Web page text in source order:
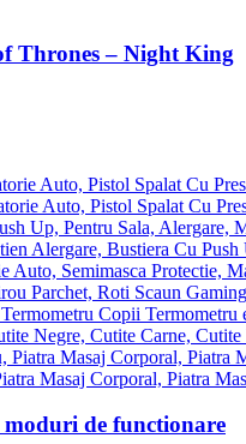
Thrones – Night King
Termometru
de functionare